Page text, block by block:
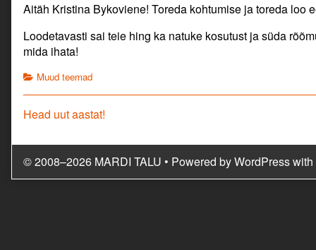
Aitäh Kristina Bykoviene! Toreda kohtumise ja toreda loo
Loodetavasti sai teie hing ka natuke kosutust ja süda
mida ihata!
Categories
Muud teemad
Navigeerimine
Previous
Head uut aastat!
© 2008–2026 MARDI TALU • Powered byWordPresswith